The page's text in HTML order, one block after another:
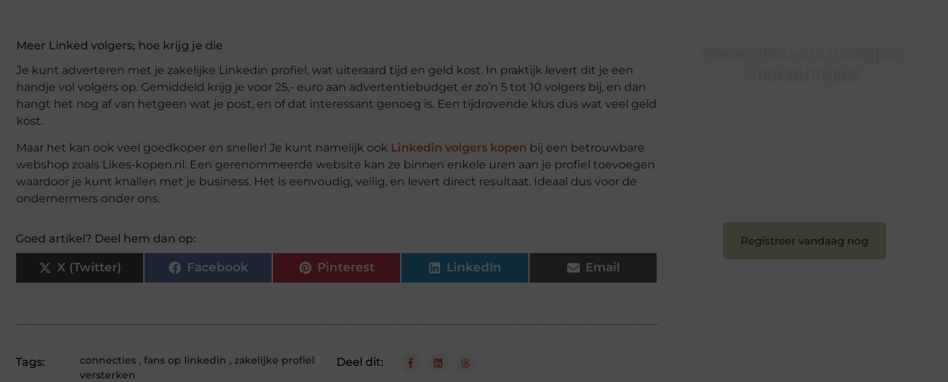
Meer Linked volgers; hoe krijg je die
Je kunt adverteren met je zakelijke Linkedin profiel, wat uiteraard tijd en geld kost. In praktijk levert dit je een
handje vol volgers op. Gemiddeld krijg je voor 25,- euro aan advertentiebudget er zo’n 5 tot 10 volgers bij, en dan
hangt het nog af van hetgeen wat je post, en of dat interessant genoeg is. Een tijdrovende klus dus wat veel geld
kost.
Maar het kan ook veel goedkoper en sneller! Je kunt namelijk ook Linkedin volgers kopen bij een betrouwbare
webshop zoals Likes-kopen.nl. Een gerenommeerde website kan ze binnen enkele uren aan je profiel toevoegen
waardoor je kunt knallen met je business. Het is eenvoudig, veilig, en levert direct resultaat. Ideaal dus voor de
ondernermers onder ons.
Goed artikel? Deel hem dan op:
X (Twitter) Facebook Pinterest LinkedIn Email
Tags: connecties , fans op linkedin , zakelijke profiel
versterken
Deel dit:
Registreer vandaag nog